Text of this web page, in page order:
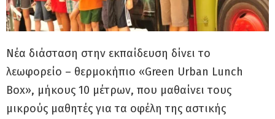
Νέα διάσταση στην εκπαίδευση δίνει το
λεωφορείο – θερμοκήπιο «Green Urban Lunch
Box», μήκους 10 μέτρων, που μαθαίνει τους
μικρούς μαθητές για τα οφέλη της αστικής